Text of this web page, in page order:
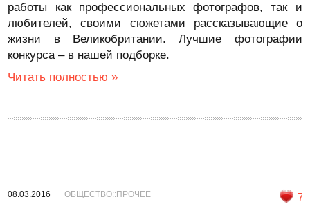
работы как профессиональных фотографов, так и
любителей, своими сюжетами рассказывающие о
жизни в Великобритании. Лучшие фотографии
конкурса – в нашей подборке.
Читать полностью »
08.03.2016 ОБЩЕСТВО::ПРОЧЕЕ 7